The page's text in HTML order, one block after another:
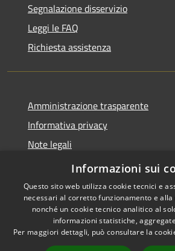
Segnalazione disservizio
Leggi le FAQ
Richiesta assistenza
Amministrazione trasparente
Informativa privacy
Note legali
Dichiarazione di accessibilità
Accessibilità
Informazioni sui
Questo sito web utilizza cookie tecnici e
necessari al corretto funzionamento e
nonché un cookie tecnico analitico al
informazioni statistiche,
Per maggiori dettagli, può consultare la